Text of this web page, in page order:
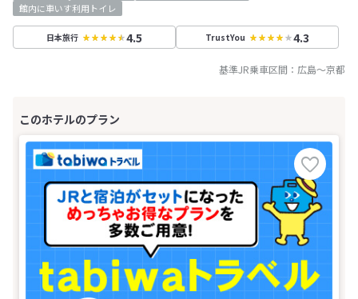
館内に車いす利用トイレ
日本旅行 4.5 TrustYou 4.3
基準JR乗車区間： 広島～京都